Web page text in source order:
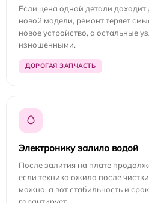
Если цена одной детали доходит
новой модели, ремонт теряет
новое устройство, а остальные
изношенными.
ДОРОГАЯ ЗАПЧАСТЬ
Электронику залило водой
После залития на плате
если техника ожила после
можно, а вот стабильность и